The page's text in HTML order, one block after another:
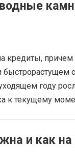
кредиты,
году
текущему
и как